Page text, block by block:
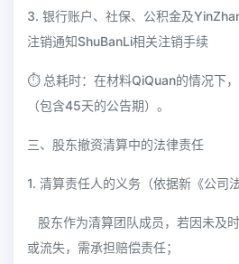
3. 银行账户、社保、公积金及
注销通知ShuBanLi相关注销手续
⏱️ 总耗时：在材料QiQuan的情况下
（包含45天的公告期）。
三、股东撤资清算中的法律责任
1. 清算责任人的义务（依据新《公司
股东作为清算团队成员，若因未及
或流失，需承担赔偿责任；